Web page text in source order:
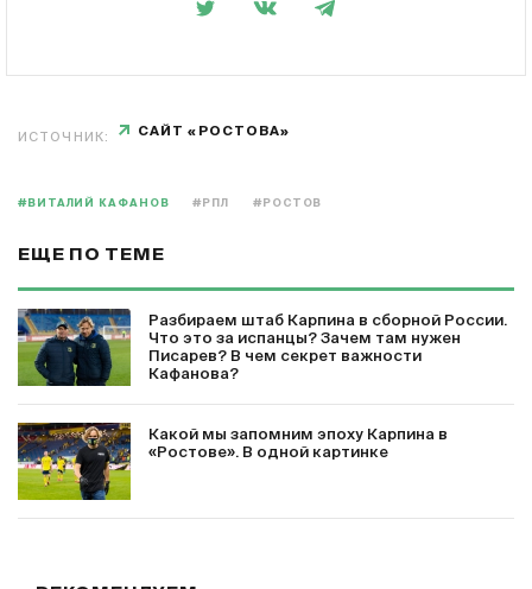
ИСТОЧНИК: САЙТ «РОСТОВА»
#ВИТАЛИЙ КАФАНОВ #РПЛ #РОСТОВ
ЕЩЕ ПО ТЕМЕ
Разбираем штаб Карпина в сборной России.
Что это за испанцы? Зачем там нужен
Писарев? В чем секрет важности
Кафанова?
Какой мы запомним эпоху Карпина в
«Ростове». В одной картинке